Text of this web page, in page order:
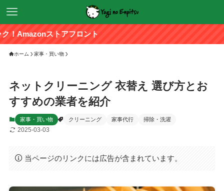
トアフロント
ホーム 家事・買い物
ネットクリーニング 衣替え 選び方とお
すすめの業者を紹介
家事・買い物 クリーニング 家事代行 掃除・洗濯
2025-03-03
当ページのリンクには広告が含まれています。